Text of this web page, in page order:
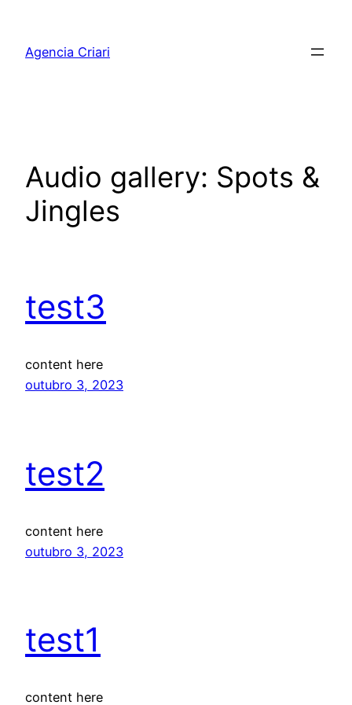
Agencia Criari
Audio gallery: Spots &
Jingles
test3
content here
outubro 3, 2023
test2
content here
outubro 3, 2023
test1
content here